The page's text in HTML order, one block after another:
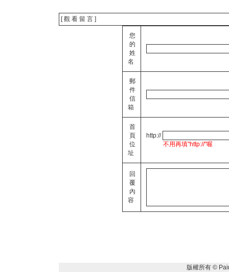
[ 觀 看 留 言 ]
您
的
姓
名
郵
件
信
箱
首
頁
位
址
http://
不用再填"http://"喔
回
覆
內
容
版權所有 ©